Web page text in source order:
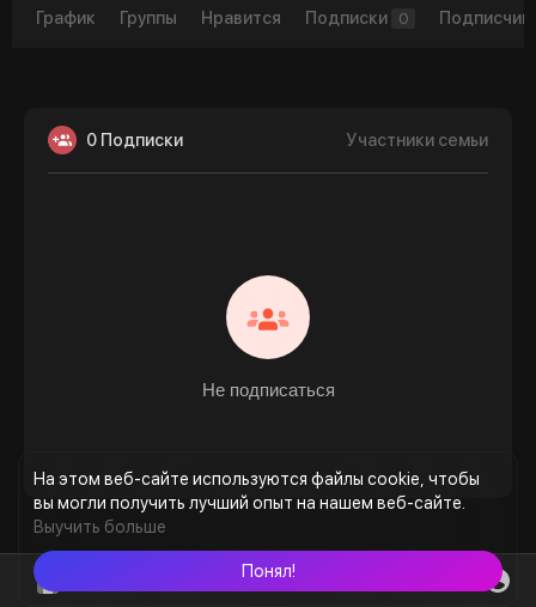
На этом веб-сайте используются файлы cookie, чтобы
вы могли получить лучший опыт на нашем веб-сайте.
Выучить больше
Понял!
График Группы Нравится Подписки 0
0 Подписки Участники семьи
Не подписаться